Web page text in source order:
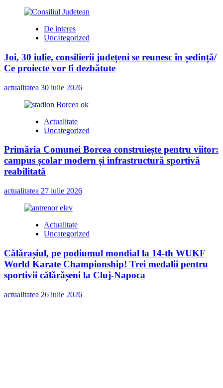
De interes
Uncategorized
Joi, 30 iulie, consilierii județeni se reunesc în ședință/
Ce proiecte vor fi dezbătute
actualitatea 30 iulie 2026
Actualitate
Uncategorized
Primăria Comunei Borcea construiește pentru viitor:
campus școlar modern și infrastructură sportivă
reabilitată
actualitatea 27 iulie 2026
Actualitate
Uncategorized
Călărașiul, pe podiumul mondial la 14-th WUKF
World Karate Championship! Trei medalii pentru
sportivii călărășeni la Cluj-Napoca
actualitatea 26 iulie 2026